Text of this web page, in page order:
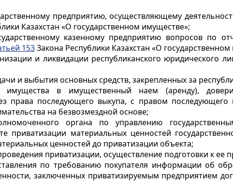
предприятию, осуществляющему
Казахстан «О государственном имуществе»;
казенному предприятию вопросов по
153Закона Республики Казахстан «О
и ликвидации республиканского юридического
и выбытия основных средств, закрепленных за
имущества в имущественный наем (аренду),
права последующего выкупа, с правом
на безвозмездной основе;
органа по управлению
приватизации материальных ценностей
ценностей до приватизации объекта;
приватизации, осуществление подготовки к ее
по требованию покупателя информации об
заключенных приватизируемым предприятием